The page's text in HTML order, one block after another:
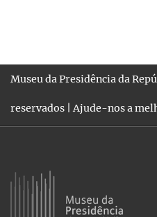
Museu da Presidência da
reservados |Ajude-nos a